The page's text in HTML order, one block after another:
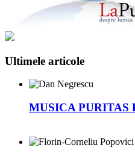
Ultimele articole
MUSICA PURITAS